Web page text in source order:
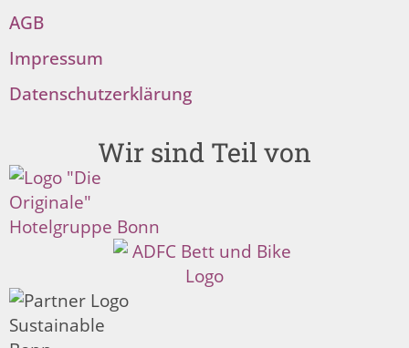
AGB
Impressum
Datenschutzerklärung
Wir sind Teil von